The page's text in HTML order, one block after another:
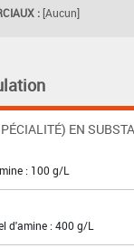
: [Aucun]
EN
: 100 g/L
d'amine : 400 g/L